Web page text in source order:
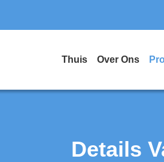
Thuis Over Ons
Details